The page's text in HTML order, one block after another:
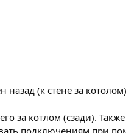
(к стене за
за котлом (сзади).
подключениям при